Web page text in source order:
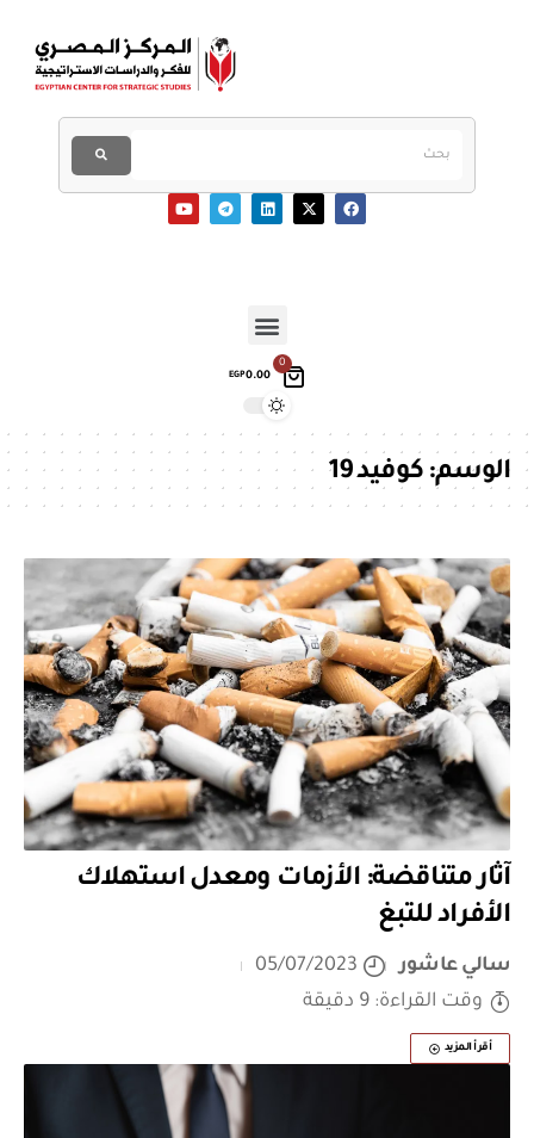
0
EGP0.00
الوسم:كوفيد 19
آثار متناقضة: الأزمات ومعدل استهلاك
الأفراد للتبغ
سالي عاشور
05/07/2023
وقت القراءة: 9 دقيقة
أقرأ المزيد